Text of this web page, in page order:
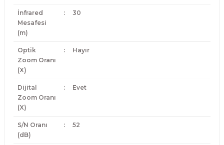
İnfrared
Mesafesi
(m)
: 30
Optik
Zoom Oranı
(X)
: Hayır
Dijital
Zoom Oranı
(X)
: Evet
S/N Oranı
(dB)
: 52